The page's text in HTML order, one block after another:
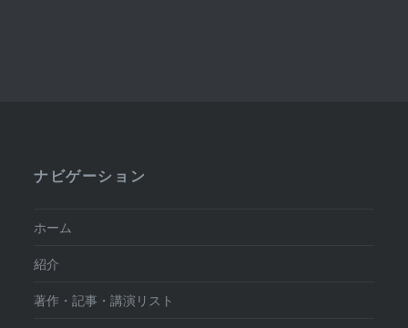
ナビゲーション
ホーム
紹介
著作・記事・講演リスト